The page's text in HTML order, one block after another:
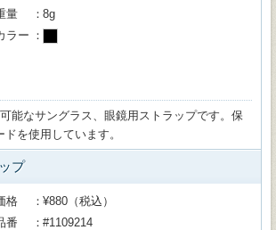
量
8g
ラー
能なサングラス、眼鏡用ストラップです。保
を使用しています。
プ
格
¥880（税込）
番
#1109214